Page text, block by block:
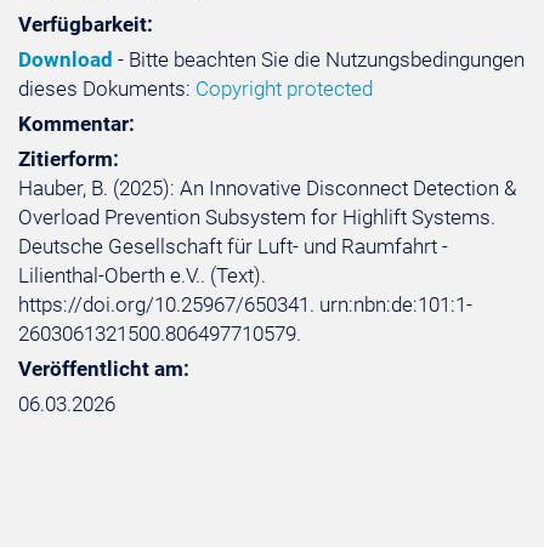
Verfügbarkeit:
Download - Bitte beachten Sie die Nutzungsbedingungen
dieses Dokuments: Copyright protected
Kommentar:
Zitierform:
Hauber, B. (2025): An Innovative Disconnect Detection &
Overload Prevention Subsystem for Highlift Systems.
Deutsche Gesellschaft für Luft- und Raumfahrt -
Lilienthal-Oberth e.V.. (Text).
https://doi.org/10.25967/650341. urn:nbn:de:101:1-
2603061321500.806497710579.
Veröffentlicht am:
06.03.2026